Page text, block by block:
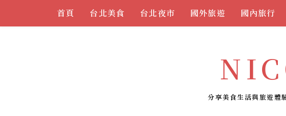
首頁 台北美食 台北夜市 國外旅遊 國內旅行
分享美食生活與旅遊體